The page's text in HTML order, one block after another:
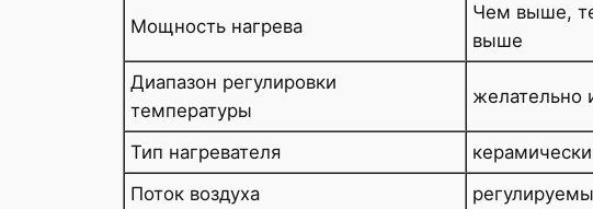
Мощность нагрева
Чем выше,
выше
Диапазон регулировки
температуры
желательно
Тип нагревателя
Поток воздуха